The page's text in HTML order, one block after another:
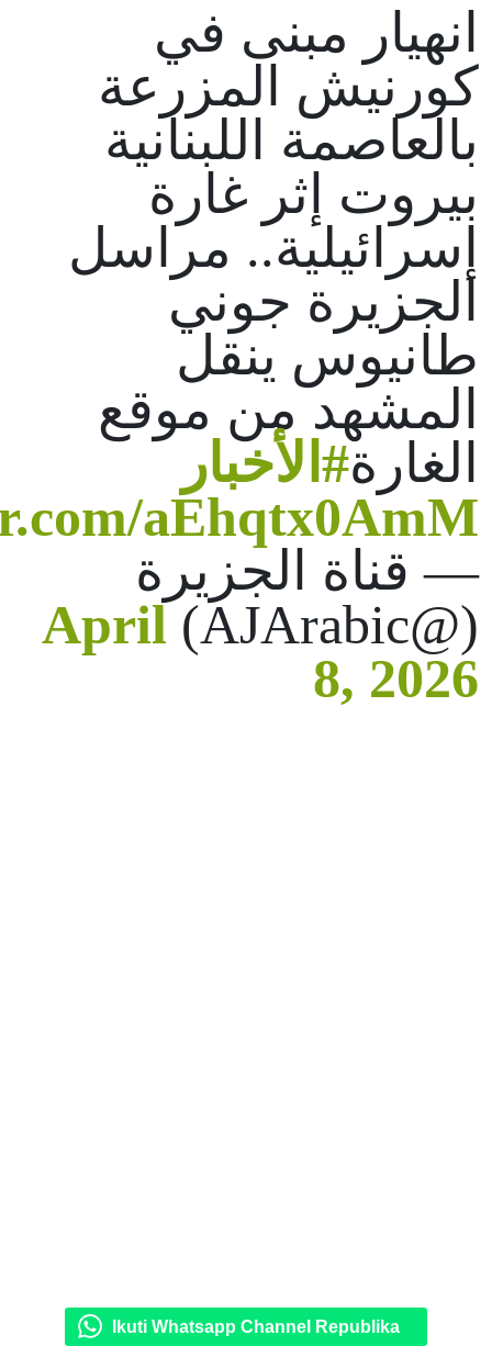
انهيار مبنى في
كورنيش المزرعة
بالعاصمة اللبنانية
بيروت إثر غارة
إسرائيلية.. مراسل
الجزيرة جوني
طانيوس ينقل
المشهد من موقع
الغارة#الأخبار
aEhqtx0AmM
— قناة الجزيرة
(@AJArabic)
April
8, 2026
Ikuti Whatsapp Channel Republika